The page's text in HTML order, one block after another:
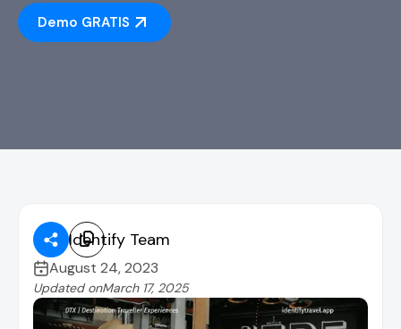
Demo GRATIS
Identify Team
August 24, 2023
Updated onMarch 17, 2025
